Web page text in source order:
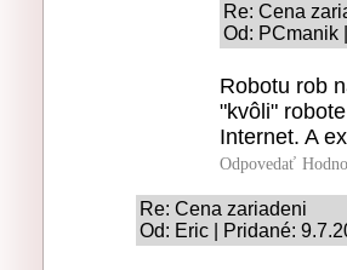
Re: Cena
Od: PCmanik
Robotu rob
"kvôli"
Internet. A
Odpovedať
Re: Cena zariadeni
Od: Eric | Pridané: